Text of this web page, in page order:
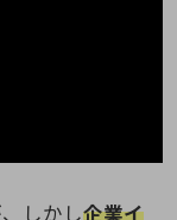
しかし企業イ